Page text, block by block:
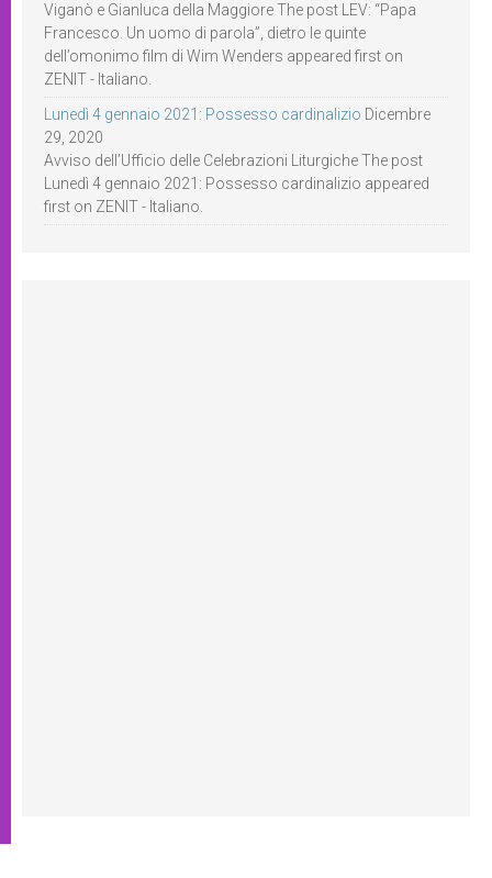
Viganò e Gianluca della Maggiore The post LEV: “Papa
Francesco. Un uomo di parola”, dietro le quinte
dell’omonimo film di Wim Wenders appeared first on
ZENIT - Italiano.
Lunedì 4 gennaio 2021: Possesso cardinalizio Dicembre
29, 2020
Avviso dell’Ufficio delle Celebrazioni Liturgiche The post
Lunedì 4 gennaio 2021: Possesso cardinalizio appeared
first on ZENIT - Italiano.